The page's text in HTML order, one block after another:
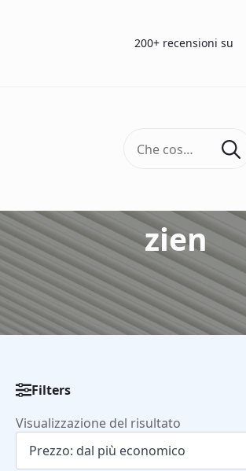
200+ recensioni su
zien
Filters
Visualizzazione del risultato